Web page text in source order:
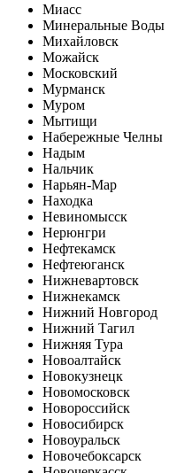
Миасс
Минеральные Воды
Михайловск
Можайск
Московский
Мурманск
Муром
Мытищи
Набережные Челны
Надым
Нальчик
Нарьян-Мар
Находка
Невиномысск
Нерюнгри
Нефтекамск
Нефтеюганск
Нижневартовск
Нижнекамск
Нижний Новгород
Нижний Тагил
Нижняя Тура
Новоалтайск
Новокузнецк
Новомосковск
Новороссийск
Новосибирск
Новоуральск
Новочебоксарск